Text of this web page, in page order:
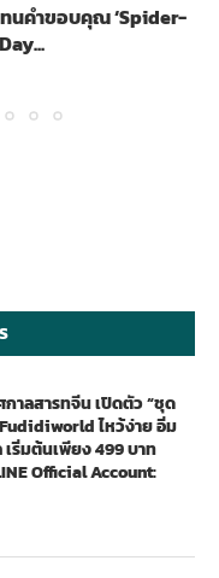
นคำขอบคุณ ‘Spider-
าลสารทจีน เปิดตัว “ชุด
ไหว้ง่าย อิ่ม
ริ่มต้นเพียง 499 บาท
Official Account: